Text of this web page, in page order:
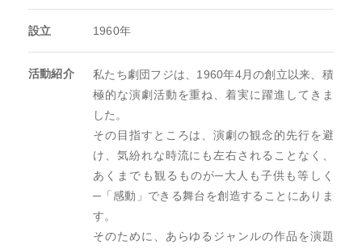
設立 1960年
活動紹介
私たち劇団フジは、1960年4月の創立以来、積
極的な演劇活動を重ね、着実に躍進してきま
した。
その目指すところは、演劇の観念的先行を避
け、気紛れな時流にも左右されることなく、
あくまでも観るものが─大人も子供も等しく
─「感動」できる舞台を創造することにありま
す。
そのために、あらゆるジャンルの作品を演題